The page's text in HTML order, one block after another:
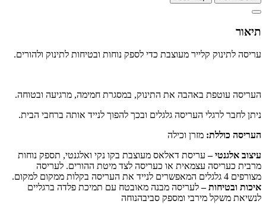
תיאור
עריסה לתינוק קלייר מעוצבת כדי לספק נוחות ובטיחות לתינוק ולהורים.
העריסה עוטפת באהבה את התינוק, במסגרת חמימה, מרגיעה ובטוחה.
ניתן לחבר לרגלי העריסה גלגלים ובכך להפוך לנייד אותה ברחבי הבית.
העריסה כוללת: מזרן וכילה
עיצוב אלגנטי –עריסת דאלאס מעוצבת בקו נקי ואלגנטי, תספק נוחות
מרבית כעריסה עצמאית או כעריסה לצד מיטת ההורים. לעריסה
מצורפים 4 גלגלים המאפשרים לנייד את העריסה בקלות ממקום למקום.
איכות ובטיחות –לעריסה מבנה מאובטח עם תמיכת פלדה ברגליים
לנשיאת משקל מירבי ומספק סביבהנוחה